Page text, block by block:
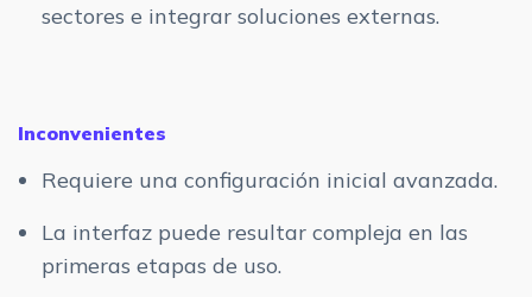
sectores e integrar soluciones externas.
Inconvenientes
Requiere una configuración inicial avanzada.
La interfaz puede resultar compleja en las
primeras etapas de uso.